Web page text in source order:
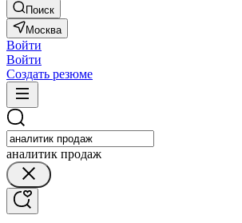
Поиск
Москва
Войти
Войти
Создать резюме
аналитик продаж